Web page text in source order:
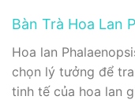
Bàn Trà Hoa Lan
Hoa lan
chọn lý tưởng để
tinh tế của hoa lan